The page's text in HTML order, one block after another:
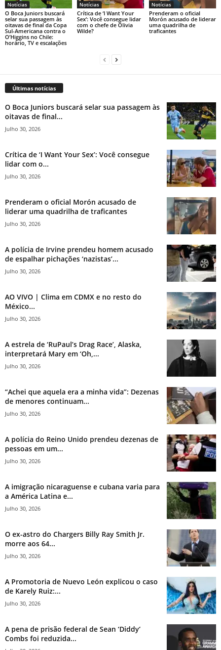
Notícias
O Boca Juniors buscará
selar sua passagem às
oitavas de final da Copa
Sul-Americana contra o
O’Higgins no Chile:
horário, TV e escalações
Notícias
Crítica de ‘I Want Your
Sex’: Você consegue lidar
com o chefe de Olivia
Wilde?
Notícias
Prenderam o oficial
Morón acusado de liderar
uma quadrilha de
traficantes
Últimas notícias
O Boca Juniors buscará selar sua passagem às
oitavas de final...
Julho 30, 2026
Crítica de ‘I Want Your Sex’: Você consegue
lidar com o...
Julho 30, 2026
Prenderam o oficial Morón acusado de
liderar uma quadrilha de traficantes
Julho 30, 2026
A polícia de Irvine prendeu homem acusado
de espalhar pichações ‘nazistas’...
Julho 30, 2026
AO VIVO | Clima em CDMX e no resto do
México...
Julho 30, 2026
A estrela de ‘RuPaul’s Drag Race’, Alaska,
interpretará Mary em ‘Oh,...
Julho 30, 2026
“Achei que aquela era a minha vida”: Dezenas
de menores continuam...
Julho 30, 2026
A polícia do Reino Unido prendeu dezenas de
pessoas em um...
Julho 30, 2026
A imigração nicaraguense e cubana varia para
a América Latina e...
Julho 30, 2026
O ex-astro do Chargers Billy Ray Smith Jr.
morre aos 64...
Julho 30, 2026
A Promotoria de Nuevo León explicou o caso
de Karely Ruiz:...
Julho 30, 2026
A pena de prisão federal de Sean ‘Diddy’
Combs foi reduzida...